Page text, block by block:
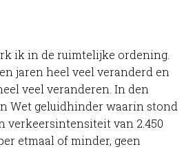
ik in de ruimtelijke ordening.
jaren heel veel veranderd en
veel veranderen. In den
Wet geluidhinder waarin stond
verkeersintensiteit van 2.450
etmaal of minder, geen